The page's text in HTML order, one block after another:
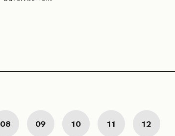
08 09 10 11 12